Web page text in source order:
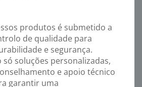
produtos é submetido a
de qualidade para
e segurança.
só soluções personalizadas,
e apoio técnico
garantir uma